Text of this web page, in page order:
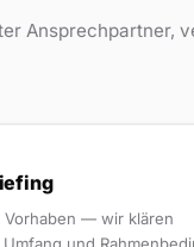
Ansprechpartner,
Vorhaben — wir klären